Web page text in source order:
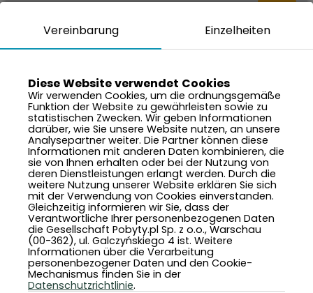
8.9
Preis je Nacht von:2.000 PLN
Resort A Sudety
Schreiberhau, ul. Górna 19 A
Abfalltrennung • Spielplatz • am Waldrand
Wanderwege
Vereinbarung Einzelheiten
Diese Website verwendet Cookies
Wir verwenden Cookies, um die ordnungsgemäße
Funktion der Website zu gewährleisten sowie zu
statistischen Zwecken. Wir geben Informationen
darüber, wie Sie unsere Website nutzen, an unsere
Analysepartner weiter. Die Partner können diese
Informationen mit anderen Daten kombinieren, die
sie von Ihnen erhalten oder bei der Nutzung von
deren Dienstleistungen erlangt werden. Durch die
weitere Nutzung unserer Website erklären Sie sich
mit der Verwendung von Cookies einverstanden.
Gleichzeitig informieren wir Sie, dass der
Verantwortliche Ihrer personenbezogenen Daten
die Gesellschaft Pobyty.pl Sp. z o.o., Warschau
(00-362), ul. Galczyńskiego 4 ist. Weitere
Informationen über die Verarbeitung
personenbezogener Daten und den Cookie-
Mechanismus finden Sie in der
Datenschutzrichtlinie.